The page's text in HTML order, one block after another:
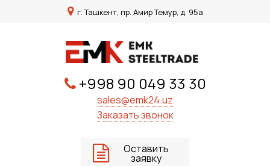
г. Ташкент, пр. Амир Темур, д. 95а
+998 90 049 33 30
sales@emk24.uz
Заказать звонок
Оставить
заявку